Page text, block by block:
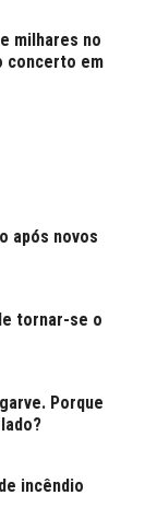
milhares no
concerto em
após novos
tornar-se o
Porque
incêndio